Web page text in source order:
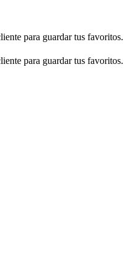
para guardar tus favoritos.
para guardar tus favoritos.